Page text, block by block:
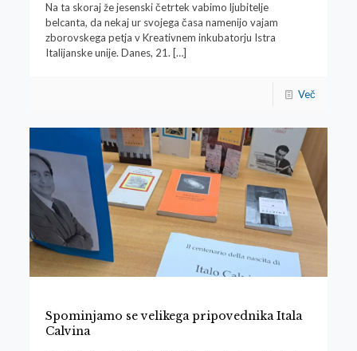
Na ta skoraj že jesenski četrtek vabimo ljubitelje
belcanta, da nekaj ur svojega časa namenijo vajam
zborovskega petja v Kreativnem inkubatorju Istra
Italijanske unije. Danes, 21. […]
Več
Spominjamo se velikega pripovednika Itala
Calvina